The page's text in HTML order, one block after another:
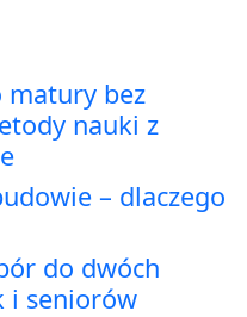
matury bez
nauki z
– dlaczego
do dwóch
i seniorów